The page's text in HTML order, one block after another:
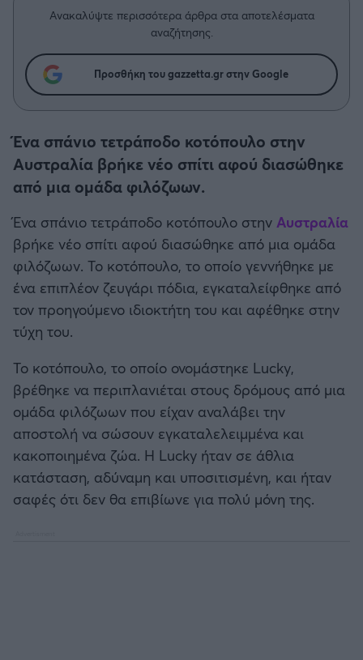
Άρης
Λεβαδειακός
ΟΦΗ
Βόλος
Ατρόμητος Αθηνών
Κηφισιά
Αστέρας Τρίπολης
Καλαμάτα
Ηρακλής
Μπαρτσελόνα
Ρεάλ Μαδρίτης
Συνεντεύξεις
Μια Ιστορία από την Πόλη
Ανακαλύψτε περισσότερα άρθρα στα αποτελέσματα
αναζήτησης.
Προσθήκη του gazzetta.gr στην Google
Ένα σπάνιο τετράποδο κοτόπουλο στην
Αυστραλία βρήκε νέο σπίτι αφού διασώθηκε
από μια ομάδα φιλόζωων.
Ένα σπάνιο τετράποδο κοτόπουλο στην Αυστραλία
βρήκε νέο σπίτι αφού διασώθηκε από μια ομάδα
φιλόζωων. Το κοτόπουλο, το οποίο γεννήθηκε με
ένα επιπλέον ζευγάρι πόδια, εγκαταλείφθηκε από
τον προηγούμενο ιδιοκτήτη του και αφέθηκε στην
τύχη του.
Το κοτόπουλο, το οποίο ονομάστηκε Lucky,
βρέθηκε να περιπλανιέται στους δρόμους από μια
ομάδα φιλόζωων που είχαν αναλάβει την
αποστολή να σώσουν εγκαταλελειμμένα και
κακοποιημένα ζώα. Η Lucky ήταν σε άθλια
κατάσταση, αδύναμη και υποσιτισμένη, και ήταν
σαφές ότι δεν θα επιβίωνε για πολύ μόνη της.